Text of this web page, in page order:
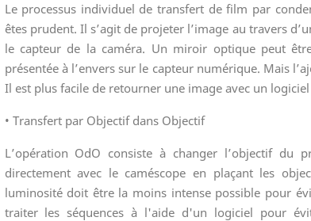
Le processus individuel de transfert de film par
êtes prudent. Il s’agit de projeter l’image au travers
le capteur de la caméra. Un miroir optique peut
présentée à l’envers sur le capteur numérique. Mais
Il est plus facile de retourner une image avec un
• Transfert par Objectif dans Objectif
L’opération OdO consiste à changer l’objectif du
directement avec le caméscope en plaçant les
luminosité doit être la moins intense possible pour
traiter les séquences à l'aide d'un logiciel pour